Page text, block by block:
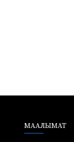
МААЛЫМАТ